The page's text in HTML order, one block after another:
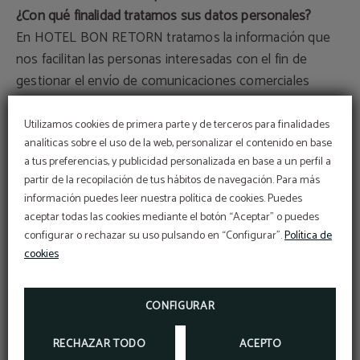
Utilizamos cookies de primera parte y de terceros para finalidades
analíticas sobre el uso de la web, personalizar el contenido en base
a tus preferencias, y publicidad personalizada en base a un perfil a
partir de la recopilación de tus hábitos de navegación. Para más
información puedes leer nuestra política de cookies. Puedes
aceptar todas las cookies mediante el botón “Aceptar” o puedes
configurar o rechazar su uso pulsando en “Configurar”.Política de
cookies
CONFIGURAR
RECHAZAR TODO ACEPTO
¿Con qué finalidad tratamos sus datos personales?
En HOTEL BON RETORN tratamos la información que
nos facilitan las personas interesadas con el fin de
gestionar el envío de comunicaciones comerciales
sobre nuestros productos y/o servicios mediante
medios electrónicos (e-mail, WhatsApp, SMS...).
No se van a tomar decisiones automatizadas en base a
los datos proporcionados.
¿Por cuánto tiempo conservaremos sus datos?
Los datos se conservarán desde que el usuario presta
¿Cuál es la legitimación para el tratamiento de sus